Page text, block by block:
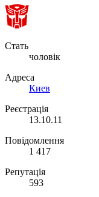
Стать
чоловік
Адреса
Киев
Реєстрація
13.10.11
Повідомлення
1 417
Репутація
593